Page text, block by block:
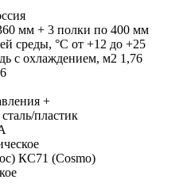
мм + 3 полки по 400 мм
среды, °C от +12 до +25
с охлаждением, м2 1,76
+
сталь/пластик
КС71 (Cosmo)